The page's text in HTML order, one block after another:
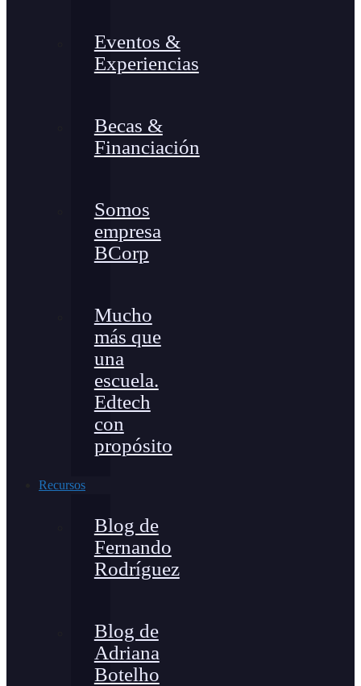
Eventos &
Experiencias
Becas &
Financiación
Somos
empresa
BCorp
Mucho
más que
una
escuela.
Edtech
con
propósito
Recursos
Blog de
Fernando
Rodríguez
Blog de
Adriana
Botelho